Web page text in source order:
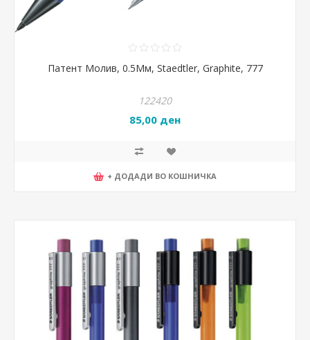
Патент Молив, 0.5Мм, Staedtler, Graphite, 777
122420
85,00 ден
+ ДОДАДИ ВО КОШНИЧКА